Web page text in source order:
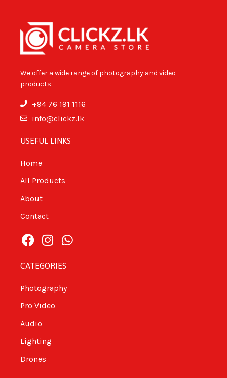
We offer a wide range of photography and video
products.
+94 76 191 1116
info@clickz.lk
USEFUL LINKS
Home
All Products
About
Contact
CATEGORIES
Photography
Pro Video
Audio
Lighting
Drones